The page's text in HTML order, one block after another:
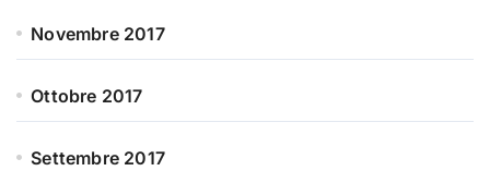
Novembre 2017
Ottobre 2017
Settembre 2017